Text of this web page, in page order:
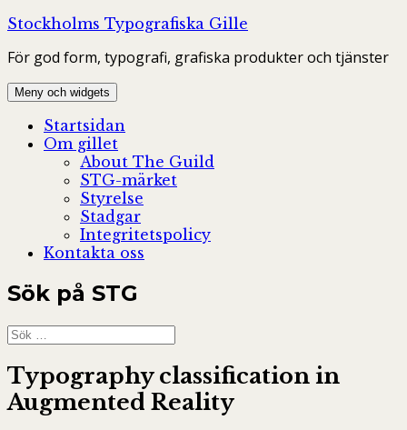
Hoppa
innehåll
Stockholms Typografiska Gille
För god form, typografi, grafiska produkter och tjänster
Meny och widgets
Startsidan
Om gillet
About The Guild
STG-märket
Styrelse
Stadgar
Integritetspolicy
Kontakta oss
Sök på STG
Sök
efter:
Typography classification in
Augmented Reality